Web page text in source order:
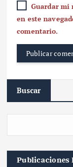
Guardar mi
en este
comentario.
Buscar
Publicaciones